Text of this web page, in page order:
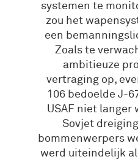
systemen te
zou het
een
Zoals te
ambitieuze
vertraging op,
106 bedoelde J-
USAF niet langer
Sovjet
bommenwerpers
werd uiteindelijk